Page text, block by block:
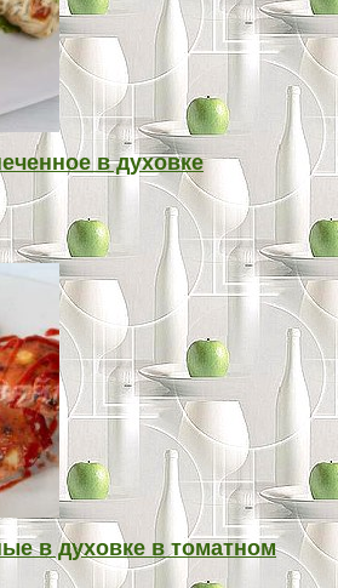
в духовке
в духовке в томатном